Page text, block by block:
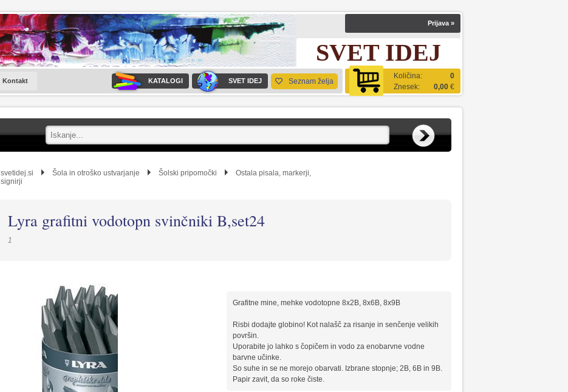
Prijava »
SVET IDEJ
Količina:
0
Znesek:
0,00 €
Kontakt KATALOGI SVET IDEJ Seznam želja
svetidej.si Šola in otroško ustvarjanje Šolski pripomočki
Ostala pisala, markerji,
signirji
Lyra grafitni vodotopn svinčniki B,set24
1
Grafitne mine, mehke vodotopne 8x2B, 8x6B, 8x9B
Risbi dodajte globino! Kot nalašč za risanje in senčenje velikih
površin.
Uporabite jo lahko s čopičem in vodo za enobarvne vodne
barvne učinke.
So suhe in se ne morejo obarvati. Izbrane stopnje; 2B, 6B in 9B.
Papir zavit, da so roke čiste.